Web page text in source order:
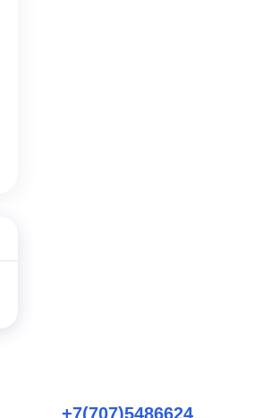
+7(707)5486624